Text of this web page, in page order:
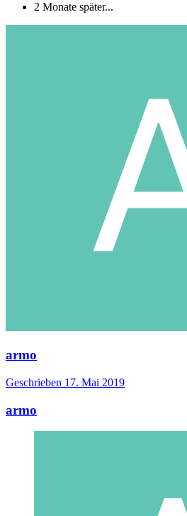
2 Monate später...
armo
Geschrieben 17. Mai 2019
armo